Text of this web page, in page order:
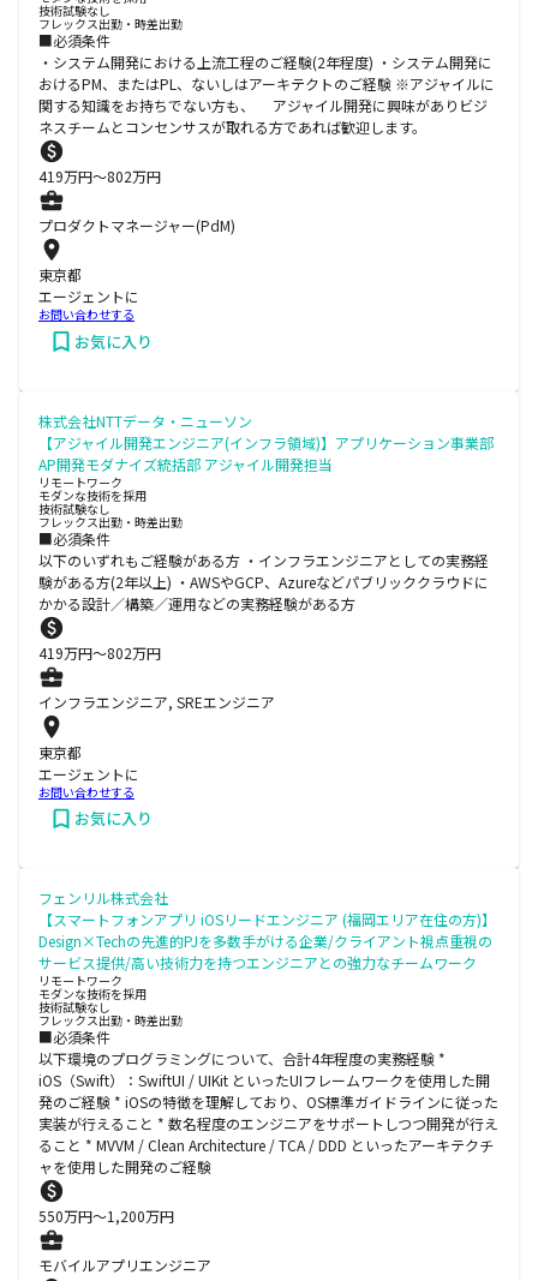
技術試験なし
フレックス出勤・時差出勤
■必須条件
・システム開発における上流工程のご経験(2年程度) ・システム開発に
おけるPM、またはPL、ないしはアーキテクトのご経験 ※アジャイルに
関する知識をお持ちでない方も、 アジャイル開発に興味がありビジ
ネスチームとコンセンサスが取れる方であれば歓迎します。
419万円〜802万円
プロダクトマネージャー(PdM)
東京都
エージェントに
お問い合わせする
お気に入り
株式会社NTTデータ・ニューソン
【アジャイル開発エンジニア(インフラ領域)】アプリケーション事業部
AP開発モダナイズ統括部 アジャイル開発担当
リモートワーク
モダンな技術を採用
技術試験なし
フレックス出勤・時差出勤
■必須条件
以下のいずれもご経験がある方 ・インフラエンジニアとしての実務経
験がある方(2年以上) ・AWSやGCP、Azureなどパブリッククラウドに
かかる設計／構築／運用などの実務経験がある方
419万円〜802万円
インフラエンジニア, SREエンジニア
東京都
エージェントに
お問い合わせする
お気に入り
フェンリル株式会社
【スマートフォンアプリ iOSリードエンジニア (福岡エリア在住の方)】
Design×Techの先進的PJを多数手がける企業/クライアント視点重視の
サービス提供/高い技術力を持つエンジニアとの強力なチームワーク
リモートワーク
モダンな技術を採用
技術試験なし
フレックス出勤・時差出勤
■必須条件
以下環境のプログラミングについて、合計4年程度の実務経験 *
iOS（Swift）：SwiftUI / UIKit といったUIフレームワークを使用した開
発のご経験 * iOSの特徴を理解しており、OS標準ガイドラインに従った
実装が行えること * 数名程度のエンジニアをサポートしつつ開発が行え
ること * MVVM / Clean Architecture / TCA / DDD といったアーキテクチ
ャを使用した開発のご経験
550万円〜1,200万円
モバイルアプリエンジニア